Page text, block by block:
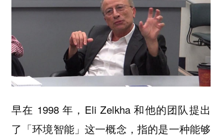
早在 1998 年，Eli Zelkha 和他的团队提出
了「环境智能」这一概念，指的是一种能够